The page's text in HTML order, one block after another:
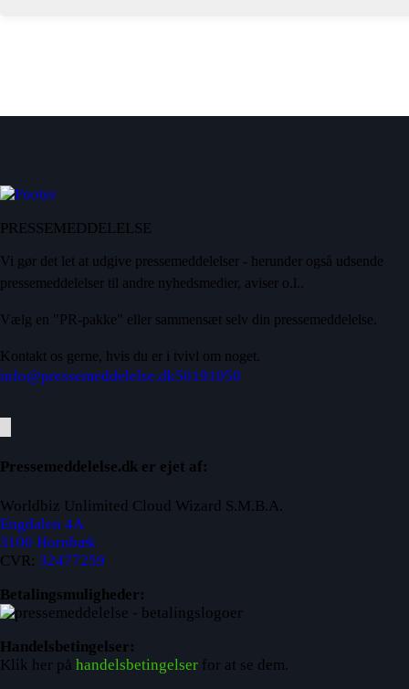
PRESSEMEDDELELSE
Vi gør det let at udgive pressemeddelelser - herunder også udsende
pressemeddelelser til andre nyhedsmedier, aviser o.l..
Vælg en "PR-pakke" eller sammensæt selv din pressemeddelelse.
Kontakt os gerne, hvis du er i tvivl om noget.
info@pressemeddelelse.dk50191050
Pressemeddelelse.dk er ejet af:
Worldbiz Unlimited Cloud Wizard S.M.B.A.
Engdalen 4A
3100 Hornbæk
CVR: 32477259
Betalingsmuligheder:
Handelsbetingelser:
Klik her på handelsbetingelser for at se dem.